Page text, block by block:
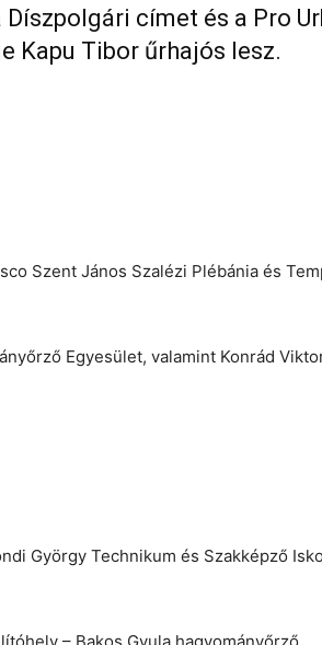
címet és a Pro
Kapu Tibor űrhajós lesz.
Szent János Szalézi Plébánia és
Egyesület, valamint Konrád
György Technikum és Szakképző
– Bakos Gyula hagyományőrző